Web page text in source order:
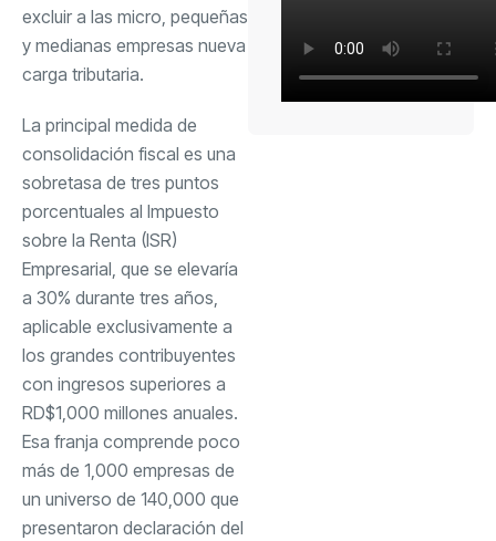
excluir a las micro, pequeñas
y medianas empresas nueva
carga tributaria.
La principal medida de
consolidación fiscal es una
sobretasa de tres puntos
porcentuales al Impuesto
sobre la Renta (ISR)
Empresarial, que se elevaría
a 30% durante tres años,
aplicable exclusivamente a
los grandes contribuyentes
con ingresos superiores a
RD$1,000 millones anuales.
Esa franja comprende poco
más de 1,000 empresas de
un universo de 140,000 que
presentaron declaración del